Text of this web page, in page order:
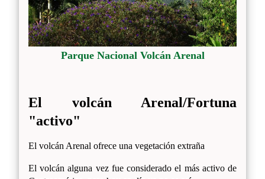
Parque Nacional Volcán Arenal
El volcán Arenal/Fortuna
"activo"
El volcán Arenal ofrece una vegetación extraña
El volcán alguna vez fue considerado el más activo de